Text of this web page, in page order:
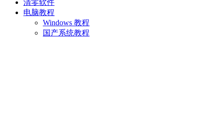
清零软件
电脑教程
Windows 教程
国产系统教程